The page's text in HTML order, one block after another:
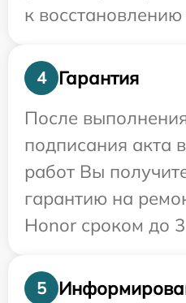
к восстановлению
4
Гарантия
После
подписания акта
работ Вы
гарантию на
Honor сроком до 3
5